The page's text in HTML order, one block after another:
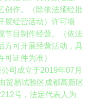
创作。（除依法须经批
展经营活动）许可项
节目制作经营。（依法
方可开展经营活动，具
证件为准）
司成立于2019年07月
贸易试验区成都高新区
号，法定代表人为